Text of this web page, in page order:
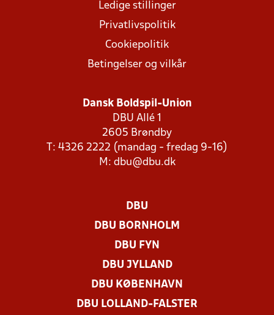
Ledige stillinger
Privatlivspolitik
Cookiepolitik
Betingelser og vilkår
Dansk Boldspil-Union
DBU Allé 1
2605 Brøndby
T: 4326 2222 (mandag - fredag 9-16)
M: dbu@dbu.dk
DBU
DBU BORNHOLM
DBU FYN
DBU JYLLAND
DBU KØBENHAVN
DBU LOLLAND-FALSTER